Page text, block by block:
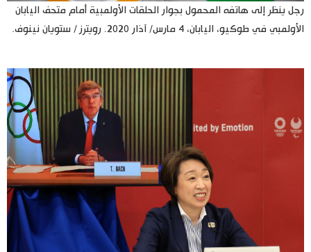
رجل ينظر إلى هاتفه المحمول بجوار الحلقات الأولمبية أمام متحف اليابان
الأولمبي في طوكيو، اليابان، 4 مارس/ آذار 2020. رويترز / ستويان نينوف.